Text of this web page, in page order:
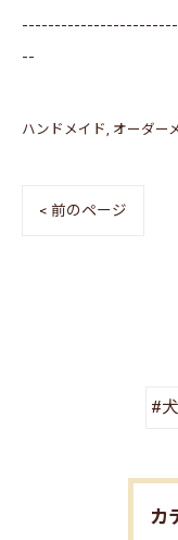
--
ハンドメイド オーダー
< 前のページ
#
カ